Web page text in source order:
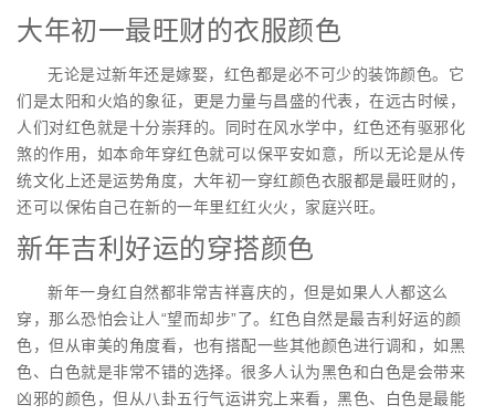
大年初一最旺财的衣服颜色
无论是过新年还是嫁娶，红色都是必不可少的装饰颜色。它
们是太阳和火焰的象征，更是力量与昌盛的代表，在远古时候，
人们对红色就是十分崇拜的。同时在风水学中，红色还有驱邪化
煞的作用，如本命年穿红色就可以保平安如意，所以无论是从传
统文化上还是运势角度，大年初一穿红颜色衣服都是最旺财的，
还可以保佑自己在新的一年里红红火火，家庭兴旺。
新年吉利好运的穿搭颜色
新年一身红自然都非常吉祥喜庆的，但是如果人人都这么
穿，那么恐怕会让人“望而却步”了。红色自然是最吉利好运的颜
色，但从审美的角度看，也有搭配一些其他颜色进行调和，如黑
色、白色就是非常不错的选择。很多人认为黑色和白色是会带来
凶邪的颜色，但从八卦五行气运讲究上来看，黑色、白色是最能